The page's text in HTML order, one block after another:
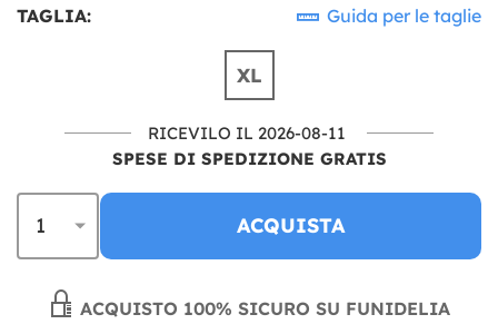
TAGLIA: Guida per le taglie
XL
RICEVILO IL 2026-08-11
SPESE DI SPEDIZIONE GRATIS
ACQUISTA
ACQUISTO 100% SICURO SU FUNIDELIA